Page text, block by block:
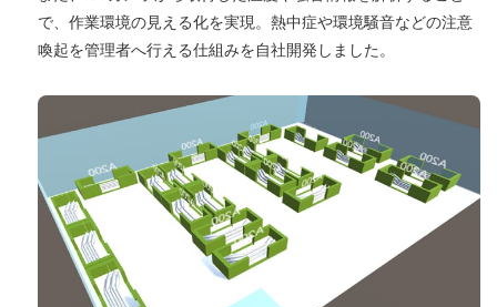
で、作業環境の見える化を実現。熱中症や環境騒音などの注意
喚起を管理者へ行える仕組みを自社開発しました。